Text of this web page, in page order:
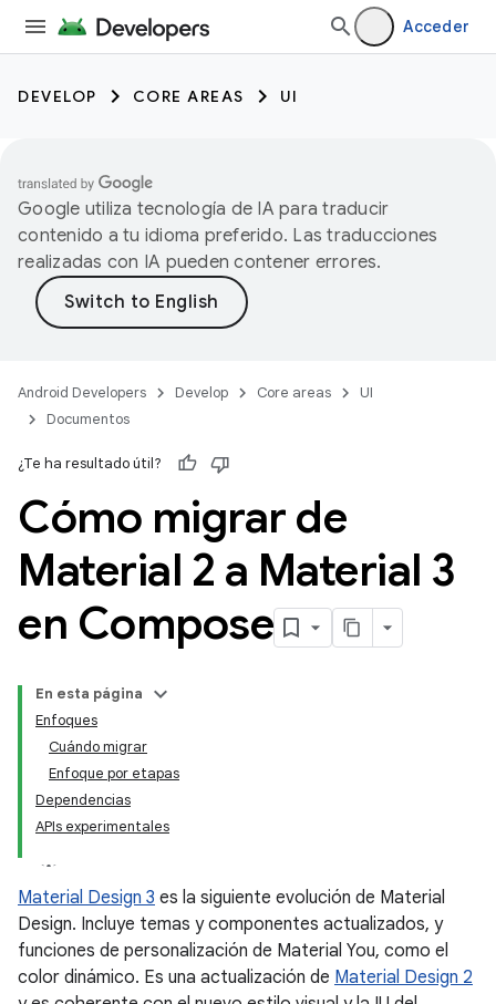
Acceder
DEVELOP CORE AREAS UI
Google utiliza tecnología de IA para traducir
contenido a tu idioma preferido. Las traducciones
realizadas con IA pueden contener errores.
Android Developers Develop Core areas
UI
Documentos
¿Te ha resultado útil?
Cómo migrar de
Material 2 a Material 3
en Compose
En esta página
Enfoques
Cuándo migrar
Enfoque por etapas
Dependencias
APIs experimentales
Material Design 3 es la siguiente evolución de Material
Design. Incluye temas y componentes actualizados, y
funciones de personalización de Material You, como el
color dinámico. Es una actualización de Material Design 2